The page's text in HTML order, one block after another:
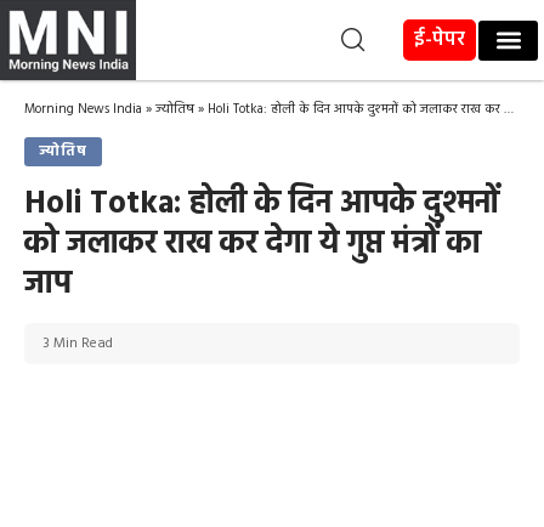
ई-पेपर
Morning News India »ज्योतिष» Holi Totka: होली के​ दिन आपके दुश्मनों को जलाकर राख कर देगा ये गुप्त मंत्रों का जाप
ज्योतिष
Holi Totka: होली के​ दिन आपके दुश्मनों
को जलाकर राख कर देगा ये गुप्त मंत्रों का
जाप
3 Min Read